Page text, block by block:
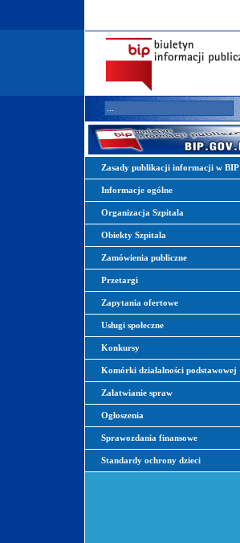
Zasady publikacji informacji w BIP
Informacje ogólne
Organizacja Szpitala
Obiekty Szpitala
Zamówienia publiczne
Przetargi
Zapytania ofertowe
Usługi społeczne
Konkursy
Komórki działalności podstawowej
Załatwianie spraw
Ogłoszenia
Sprawozdania finansowe
Standardy ochrony dzieci